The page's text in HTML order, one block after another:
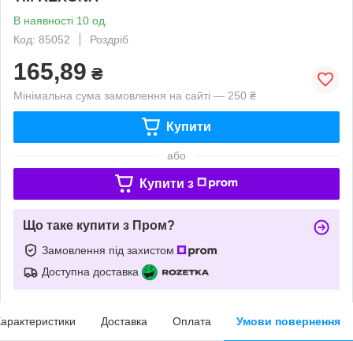
В наявності 10 од.
Код: 85052
Роздріб
165,89 ₴
Мінімальна сума замовлення на сайті — 250 ₴
Купити
або
Купити з
Що таке купити з Пром?
Замовлення під захистом
Доступна доставка
Доставка Оплата Умови повернення